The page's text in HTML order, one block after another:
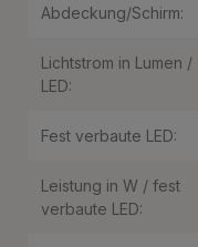
Abdeckung/Schirm:
Lichtstrom in Lumen /
LED:
Fest verbaute LED:
Leistung in W / fest
verbaute LED: